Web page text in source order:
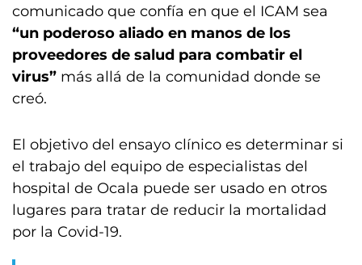
comunicado que confía en que el ICAM sea
“un poderoso aliado en manos de los
proveedores de salud para combatir el
virus” más allá de la comunidad donde se
creó.
El objetivo del ensayo clínico es determinar si
el trabajo del equipo de especialistas del
hospital de Ocala puede ser usado en otros
lugares para tratar de reducir la mortalidad
por la Covid-19.